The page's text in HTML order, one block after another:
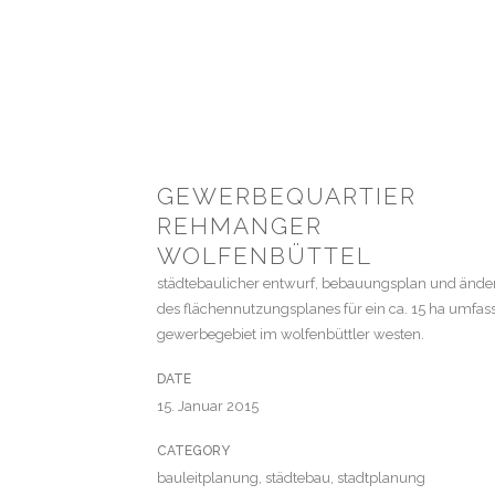
GEWERBEQUARTIER
REHMANGER
WOLFENBÜTTEL
städtebaulicher entwurf, bebauungsplan und
des flächennutzungsplanes für ein ca. 15 ha
gewerbegebiet im wolfenbüttler westen.
DATE
15. Januar 2015
CATEGORY
bauleitplanung, städtebau, stadtplanung